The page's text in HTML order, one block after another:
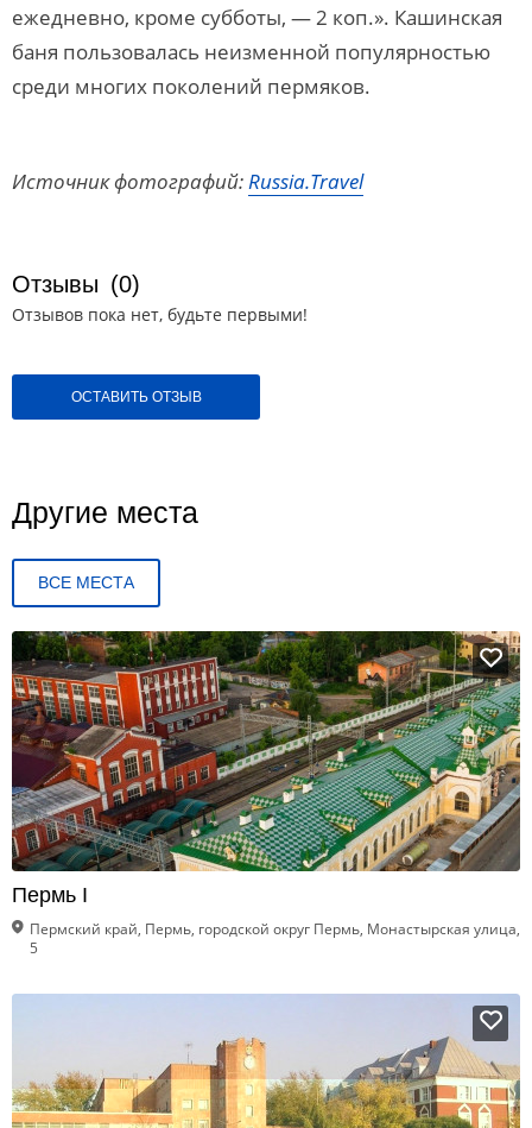
ежедневно, кроме субботы, — 2 коп.». Кашинская
баня пользовалась неизменной популярностью
среди многих поколений пермяков.
Источник фотографий:Russia.Travel
Отзывы (0)
Отзывов пока нет, будьте первыми!
ОСТАВИТЬ ОТЗЫВ
Другие места
ВСЕ МЕСТА
Пермь I
Пермский край, Пермь, городской округ Пермь, Монастырская улица,
5